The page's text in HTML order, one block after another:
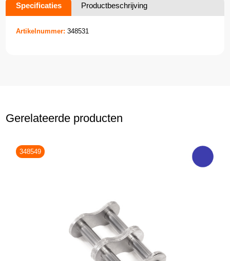
Specificaties Productbeschrijving
Artikelnummer: 348531
Gerelateerde producten
348549